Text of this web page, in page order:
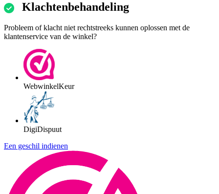
Klachtenbehandeling
Probleem of klacht niet rechtstreeks kunnen oplossen met de
klantenservice van de winkel?
WebwinkelKeur
DigiDispuut
Een geschil indienen